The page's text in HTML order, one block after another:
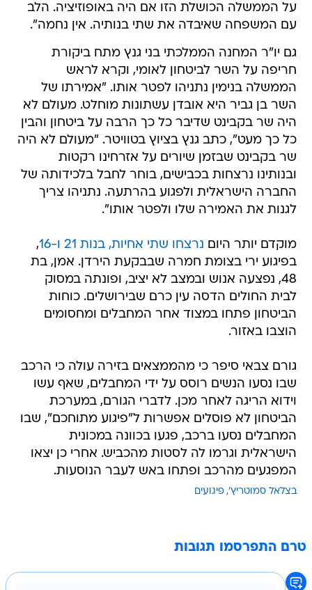
על הממשלה הכושלת הזו אם היה באופוזיציה. הלב
עם המשפחה שאיבדה את שתי בנותיה. אין נחמה".
גם יו"ר המחנה הממלכתי בני גנץ מתח ביקורת
חריפה על השר לביטחון לאומי, וקרא לראש
הממשלה בנימין נתניהו לפטר אותו. "אמירתו של
השר בן גביר היא אובדן עשתונות מוחלט. מעולם לא
היה שר בקבינט שדיבר כל כך הרבה על ביטחון והבין
כל כך מעט", כתב גנץ בציוץ בטוויטר. "מעולם לא היה
שר בקבינט שבזמן שיורים על אזרחינו רקטות
ובנותינו נרצחות בכבישים, בוחר לחבל בלכידותה של
החברה הישראלית ולפגוע בהרתעה. נתניהו צריך
לגנות את האמירה שלו ולפטר אותו".
מוקדם יותר היום נרצחו שתי אחיות, בנות 21 ו-16
,
בפיגוע ירי בצומת חמרה שבבקעת הירדן. אמן, בת
48, נפצעה אנוש ובמצב לא יציב, ופונתה במסוק
לבית החולים הדסה עין כרם שבירושלים. כוחות
הביטחון פתחו במצוד אחר המחבלים ומחסומים
הוצבו באזור.
גורם צבאי סיפר כי מהממצאים בזירה עולה כי הרכב
שבו נסעו הנשים רוסס על ידי המחבלים, שאף עשו
וידוא הריגה לאחר מכן. לדברי הגורם, במערכת
הביטחון לא פוסלים אפשרות ל"פיגוע מתוחכם", שבו
המחבלים נסעו ברכב, פגעו בכוונה במכונית
הישראלית וגרמו לה לסטות מהכביש. אחרי כן יצאו
המפגעים מהרכב ופתחו באש לעבר הנוסעות.
בצלאל סמוטריץ' פיגועים
טרם התפרסמו תגובות